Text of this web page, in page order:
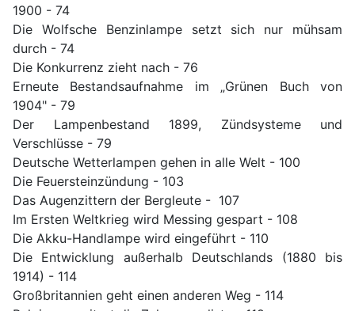
1900 - 74
Die Wolfsche Benzinlampe setzt sich nur mühsam
durch - 74
Die Konkurrenz zieht nach - 76
Erneute Bestandsaufnahme im „Grünen Buch von
1904" - 79
Der Lampenbestand 1899, Zündsysteme und
Verschlüsse - 79
Deutsche Wetterlampen gehen in alle Welt - 100
Die Feuersteinzündung - 103
Das Augenzittern der Bergleute - 107
Im Ersten Weltkrieg wird Messing gespart - 108
Die Akku-Handlampe wird eingeführt - 110
Die Entwicklung außerhalb Deutschlands (1880 bis
1914) - 114
Großbritannien geht einen anderen Weg - 114